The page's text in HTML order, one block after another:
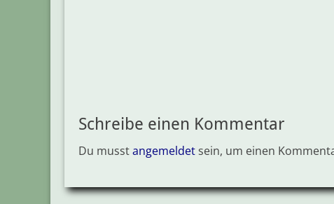
Schreibe einen Kommentar
Du musstangemeldet sein, um einen